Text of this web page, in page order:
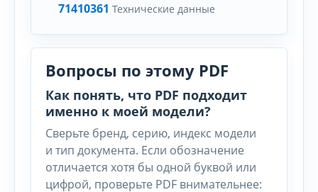
71410361 Технические данные
Вопросы по этому PDF
Как понять, что PDF подходит
именно к моей модели?
Сверьте бренд, серию, индекс модели
и тип документа. Если обозначение
отличается хотя бы одной буквой или
цифрой, проверьте PDF внимательнее: